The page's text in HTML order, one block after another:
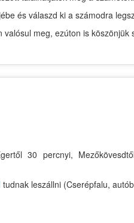
és válaszd ki a számodra
meg, ezúton is köszönjük
30 percnyi,
tudnak leszállni (Cserépfalu,